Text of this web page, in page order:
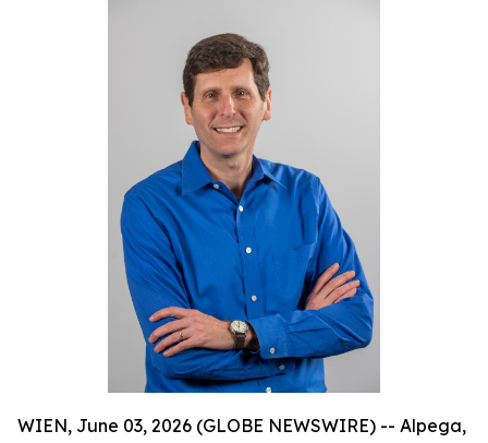
WIEN, June 03, 2026 (GLOBE NEWSWIRE) -- Alpega,